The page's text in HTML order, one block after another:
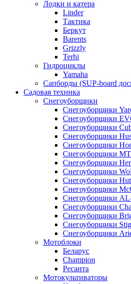
Лодки и катера
Linder
Тактика
Беркут
Barents
Grizzly
Terhi
Гидроциклы
Yamaha
Сапборды (SUP-board
Садовая техника
Снегоуборщики
Снегоуборщики
Снегоуборщики
Снегоуборщики
Снегоуборщики
Снегоуборщики
Снегоуборщики
Снегоуборщики
Снегоуборщики
Снегоуборщики
Снегоуборщики
Снегоуборщики
Снегоуборщики
Снегоуборщики
Снегоуборщики
Снегоуборщики
Мотоблоки
Беларус
Champion
Ресанта
Мотокультиваторы